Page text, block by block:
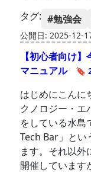
タグ: #勉強会
公開日: 2025-12-
【初心者向け
マニュアル
🔖
はじめにこんに
クノロジー・エ
をしている水
Tech Bar」とい
ます。それ以外
開催しています